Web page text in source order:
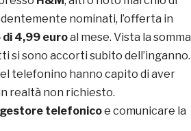
nominati, l’offerta in
4,99 euroal mese. Vista la somma
sono accorti subito dell’inganno.
telefonino hanno capito di aver
realtà non richiesto.
gestore telefonicoe comunicare la